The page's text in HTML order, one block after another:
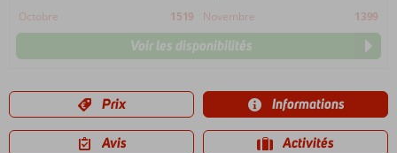
Octobre
1519 Novembre 1399
Voir les disponibilités
Prix Informations
Avis Activités